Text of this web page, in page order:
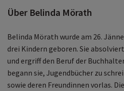
Über Belinda Mörath
Belinda Mörath wurde am 26.
drei Kindern geboren. Sie
und ergriff den Beruf der
begann sie, Jugendbücher zu
sowie deren Freundinnen vorlas.